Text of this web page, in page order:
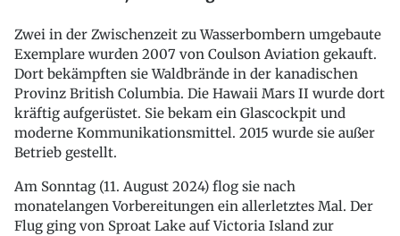
Zwei in der Zwischenzeit zu Wasserbombern umgebaute
Exemplare wurden 2007 von Coulson Aviation gekauft.
Dort bekämpften sie Waldbrände in der kanadischen
Provinz British Columbia. Die Hawaii Mars II wurde dort
kräftig aufgerüstet. Sie bekam ein Glascockpit und
moderne Kommunikationsmittel. 2015 wurde sie außer
Betrieb gestellt.
Am Sonntag (11. August 2024) flog sie nach
monatelangen Vorbereitungen ein allerletztes Mal. Der
Flug ging von Sproat Lake auf Victoria Island zur